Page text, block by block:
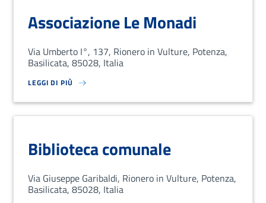
Associazione Le Monadi
Via Umberto I°, 137, Rionero in Vulture, Potenza,
Basilicata, 85028, Italia
LEGGI DI PIÙ
SU LOREM IPSUM DOLOR SIT AMET, CONSECTETUR ADIPISCING
Biblioteca comunale
Via Giuseppe Garibaldi, Rionero in Vulture, Potenza,
Basilicata, 85028, Italia